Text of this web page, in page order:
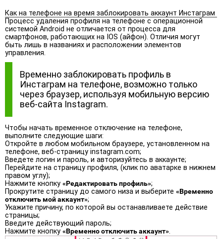
Как на телефоне на время заблокировать аккаунт Инстаграм
Процесс удаления профиля на телефоне с операционной
системой Android не отличается от процесса для
смартфонов, работающих на IOS (айфон). Отличия могут
быть лишь в названиях и расположении элементов
управления.
Временно заблокировать профиль в
Инстаграм на телефоне, возможно только
через браузер, используя мобильную версию
веб-сайта Instagram.
Чтобы начать временное отключение на телефоне,
выполните следующие шаги:
Откройте в любом мобильном браузере, установленном на
телефоне, веб-страницу instagram.com;
Введете логин и пароль, и авторизуйтесь в аккаунте;
Перейдите на страницу профиля, (клик по аватарке в нижнем
правом углу);
Нажмите кнопку «Редактировать профиль»;
Прокрутите страницу до самого низа и выберите «Временно
отключить мой аккаунт»;
Укажите причину, по которой вы останавливаете действие
страницы;
Введите действующий пароль;
Нажмите кнопку «Временно отключить аккаунт».